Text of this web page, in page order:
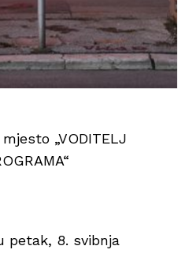
„VODITELJ
petak, 8. svibnja